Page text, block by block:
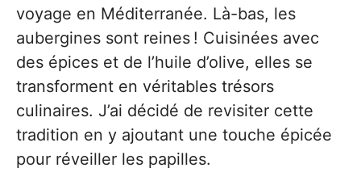
voyage en Méditerranée. Là-bas, les
aubergines sont reines ! Cuisinées avec
des épices et de l’huile d’olive, elles se
transforment en véritables trésors
culinaires. J’ai décidé de revisiter cette
tradition en y ajoutant une touche épicée
pour réveiller les papilles.